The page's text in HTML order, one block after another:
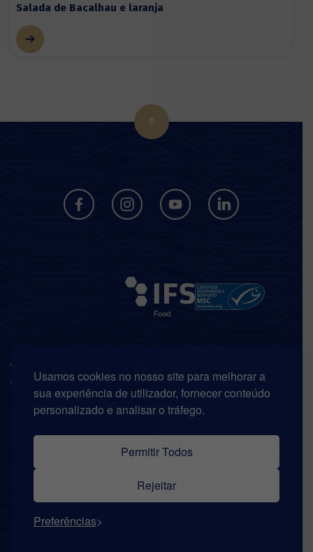
Usamos cookies no nosso site para melhorar a
sua experiência de utilizador, fornecer conteúdo
personalizado e analisar o tráfego.
Permitir Todos
Rejeitar
Preferências
Salada de Bacalhau e laranja
© Copyright 2026 | Riberalves. Todos os direitos reservados.